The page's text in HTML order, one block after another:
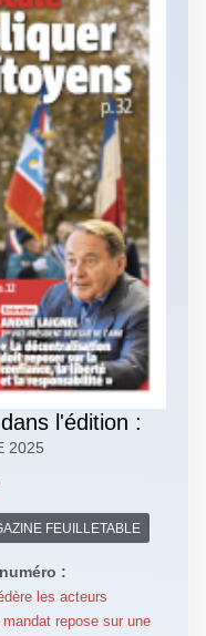
l'édition :
2025
FEUILLETABLE
:
les acteurs
repose sur une